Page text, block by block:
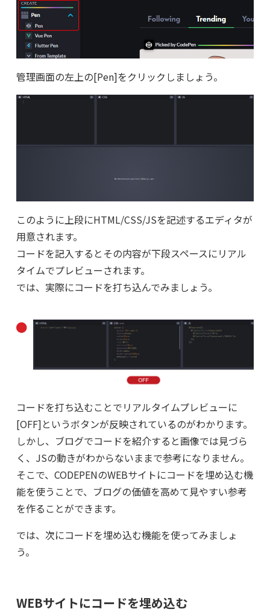
管理画面の左上の[Pen]をクリックしましょう。
このように上段にHTML/CSS/JSを記述するエディタが
用意されます。
コードを記入するとその内容が下段スペースにリアル
タイムでプレビューされます。
では、実際にコードを打ち込んでみましょう。
コードを打ち込むことでリアルタイムプレビューに
[OFF]というボタンが反映されているのがわかります。
しかし、ブログでコードを紹介すると画像では見づら
く、JSの動きがわからないままで参考になりません。
そこで、CODEPENのWEBサイトにコードを埋め込む機
能を使うことで、ブログの価値を高めて見やすい参考
を作ることができます。
では、次にコードを埋め込む機能を使ってみましょ
う。
WEBサイトにコードを埋め込む